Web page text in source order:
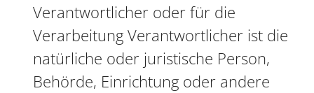
Verantwortlicher oder für die
Verarbeitung Verantwortlicher ist die
natürliche oder juristische Person,
Behörde, Einrichtung oder andere